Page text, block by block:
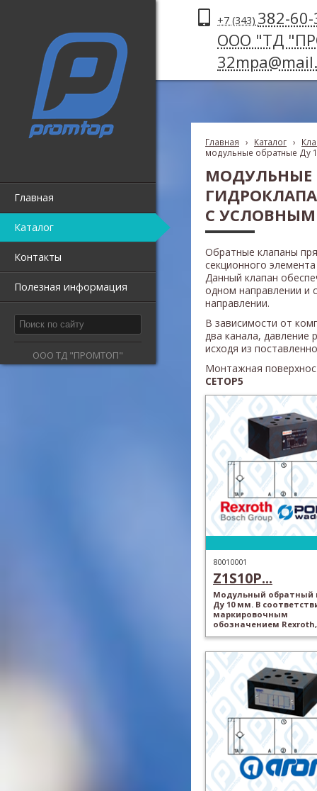
Главная
Каталог
Контакты
Полезная информация
ООО ТД "ПРОМТОП"
+7 (343) 382-
ООО "ТД
Главная › Каталог ›
модульные обратные Ду
МОДУЛЬНЫЕ
С
Обратные клапаны
секционного
Данный клапан
одном направлении и
направлении.
В зависимости от
два канала, давление
исходя из
Монтажная
CETOP5
80010001
Z1S10P...
Модульный обратный
Ду 10 мм. В
маркировочным
обозначением